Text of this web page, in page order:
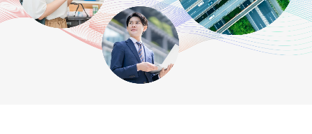
サステナビリティ